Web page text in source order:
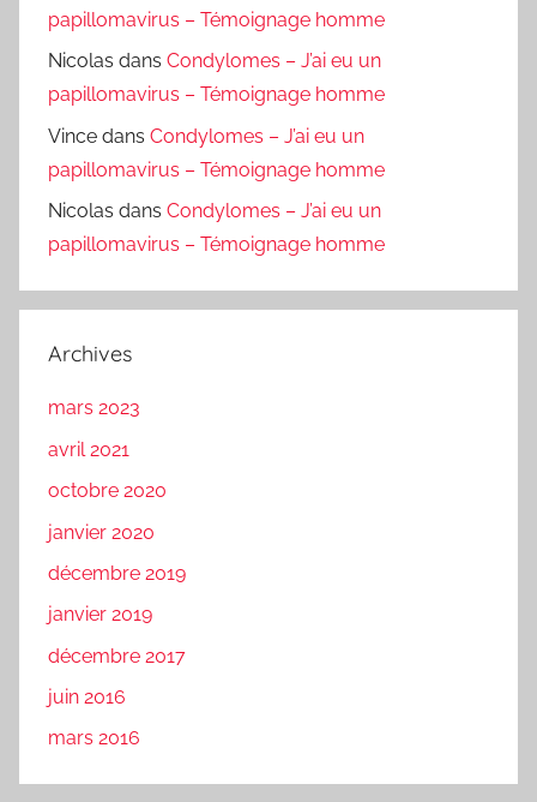
papillomavirus – Témoignage homme
Nicolas dans Condylomes – J’ai eu un
papillomavirus – Témoignage homme
Vince dans Condylomes – J’ai eu un
papillomavirus – Témoignage homme
Nicolas dans Condylomes – J’ai eu un
papillomavirus – Témoignage homme
Archives
mars 2023
avril 2021
octobre 2020
janvier 2020
décembre 2019
janvier 2019
décembre 2017
juin 2016
mars 2016